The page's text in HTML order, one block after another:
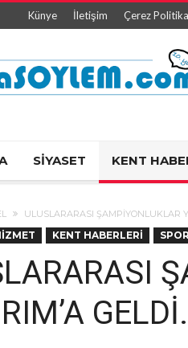
Künye İletişim Çerez
SİYASET KENT
ULUSLARARASI ŞAMPİYONLUKLAR
KENT HABERLERİ